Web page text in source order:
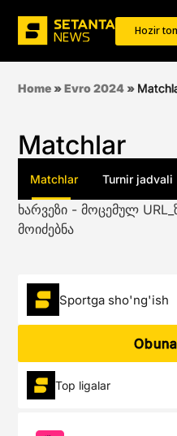
Hozir
Home»Evro 2024»
Matchlar
Matchlar Turnir jadvali
ხარვეზი - მოცემულ
მოიძებნა
Sportga sho'ng'ish
Top ligalar